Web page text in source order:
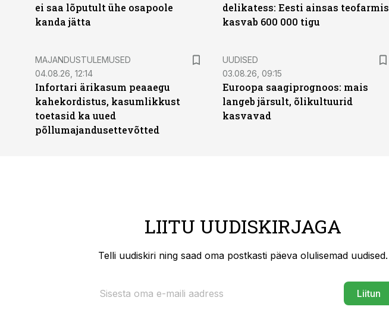
ei saa lõputult ühe osapoole
kanda jätta
delikatess: Eesti ainsas teofarmis
kasvab 600 000 tigu
MAJANDUSTULEMUSED
04.08.26, 12:14
Infortari ärikasum peaaegu
kahekordistus, kasumlikkust
toetasid ka uued
põllumajandusettevõtted
UUDISED
03.08.26, 09:15
Euroopa saagiprognoos: mais
langeb järsult, õlikultuurid
kasvavad
LIITU UUDISKIRJAGA
Telli uudiskiri ning saad oma postkasti päeva olulisemad uudised.
Liitun